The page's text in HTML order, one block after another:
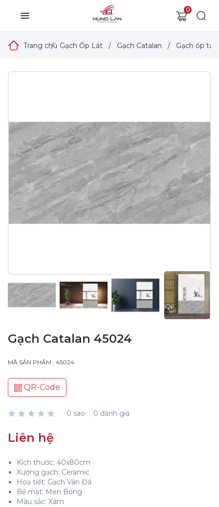
0
Trang chủ
/ Gạch Ốp Lát / Gạch Catalan / Gạch ốp
Gạch Catalan 45024
MÃ SẢN PHẨM : 45024
QR-Code
0 sao 0 đánh giá
Liên hệ
Kích thước: 40x80cm
Xương gạch: Ceramic
Hoạ tiết: Gạch Vân Đá
Bề mặt: Men Bóng
Màu sắc: Xám